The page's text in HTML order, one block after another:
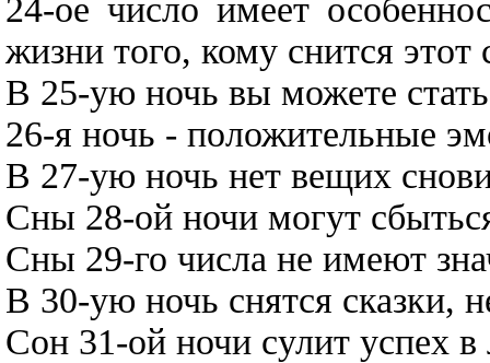
24-ое число имеет
жизни того, кому снится этот
В 25-ую ночь вы можете
26-я ночь - положительные
В 27-ую ночь нет вещих
Сны 28-ой ночи могут
Сны 29-го числа не имеют
В 30-ую ночь снятся сказки,
Сон 31-ой ночи сулит успех